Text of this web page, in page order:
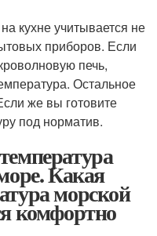
кухне учитывается не
приборов. Если
печь,
Остальное
же вы готовите
под норматив.
Какая
морской
комфортно